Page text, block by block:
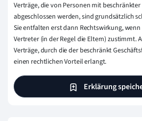
Verträge, die von Personen mit
abgeschlossen werden, sind grundsätzlich
Sie entfalten erst dann Rechtswirkung,
Vertreter (in der Regel die Eltern) zustimmt.
Verträge, durch die der beschränkt
einen rechtlichen Vorteil erlangt.
Erklärung